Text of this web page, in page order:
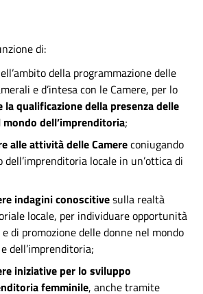
di:
della programmazione delle
e d’intesa con le Camere, per lo
la qualificazione della presenza delle
dell’imprenditoria;
alle attività delle Camereconiugando
dell’imprenditoria locale in un’ottica di
indagini conoscitivesulla realtà
locale, per individuare opportunità
e di promozione delle donne nel mondo
dell’imprenditoria;
iniziative per lo sviluppo
femminile, anche tramite